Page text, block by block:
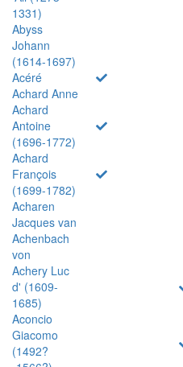
1331)
Abyss
Johann
(1614-1697)
Acéré
Achard Anne
Achard
Antoine
(1696-1772)
Achard
François
(1699-1782)
Acharen
Jacques van
Achenbach
von
Achery Luc
d' (1609-
1685)
Aconcio
Giacomo
(1492?